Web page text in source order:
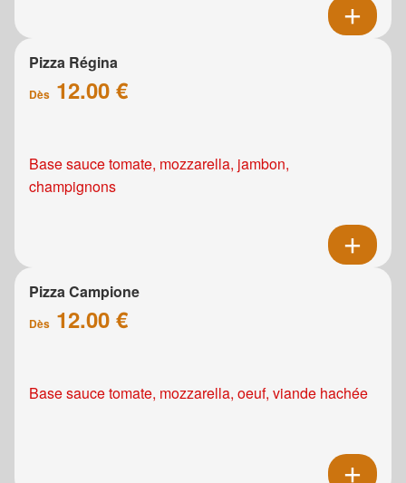
Pizza Régina
Dès 12.00 €
Base sauce tomate, mozzarella, jambon,
champignons
Pizza Campione
Dès 12.00 €
Base sauce tomate, mozzarella, oeuf, viande hachée